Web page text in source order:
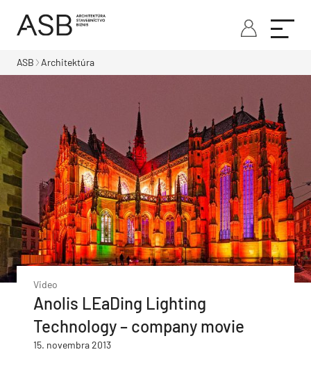
ASB Architektúra
Video
Anolis LEaDing Lighting
Technology – company movie
15. novembra 2013